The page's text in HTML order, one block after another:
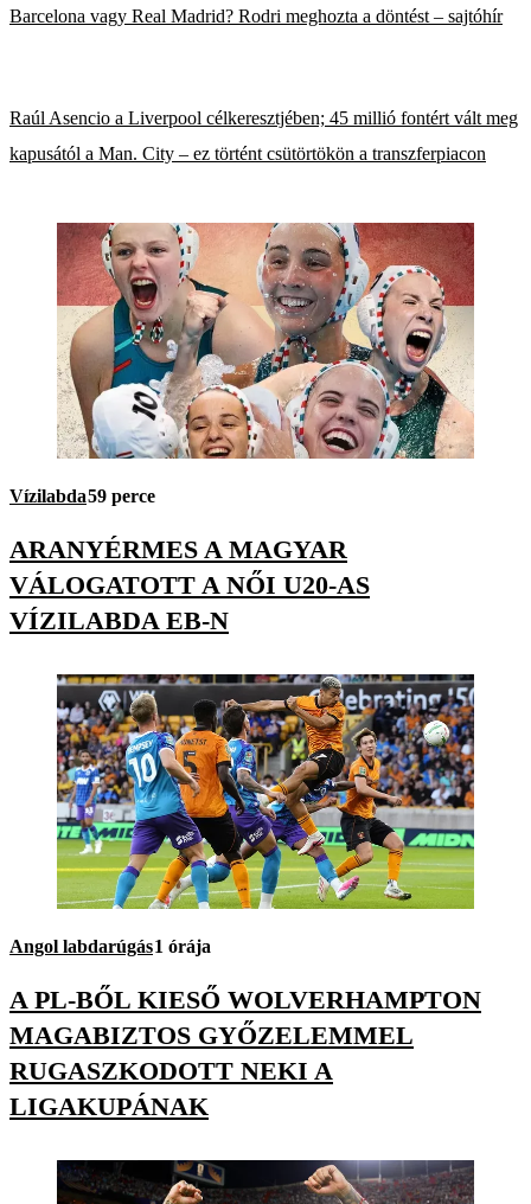
Barcelona vagy Real Madrid? Rodri meghozta a döntést – sajtóhír
Raúl Asencio a Liverpool célkeresztjében; 45 millió fontért vált meg
kapusától a Man. City – ez történt csütörtökön a transzferpiacon
Vízilabda59 perce
ARANYÉRMES A MAGYAR
VÁLOGATOTT A NŐI U20-AS
VÍZILABDA EB-N
Angol labdarúgás1 órája
A PL-BŐL KIESŐ WOLVERHAMPTON
MAGABIZTOS GYŐZELEMMEL
RUGASZKODOTT NEKI A
LIGAKUPÁNAK